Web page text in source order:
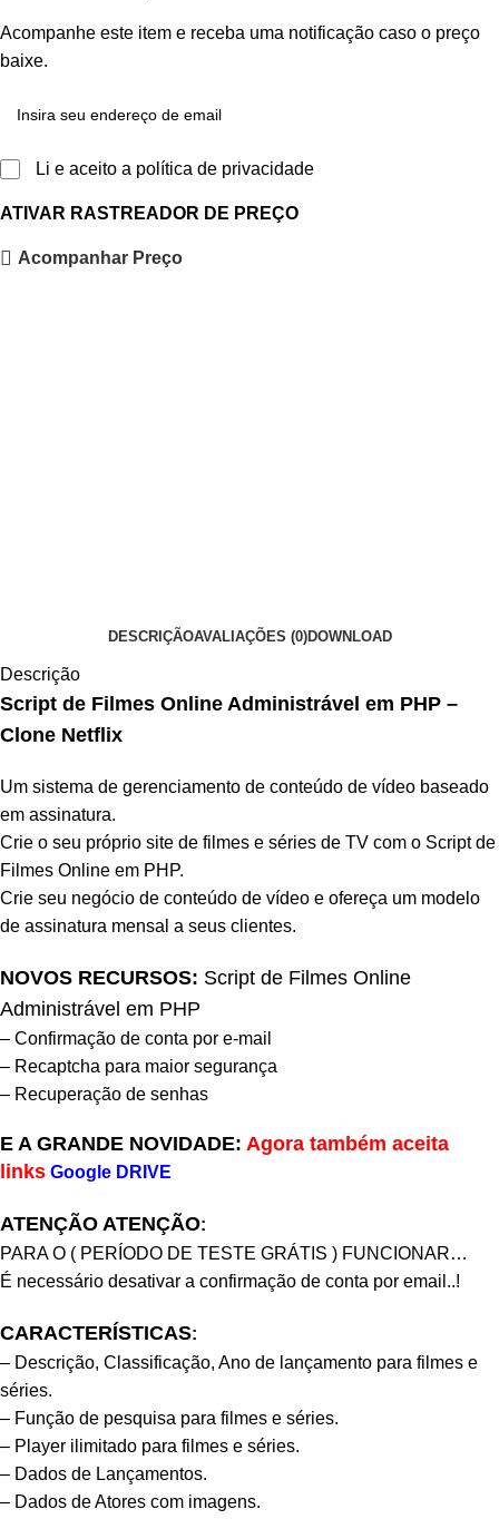
Acompanhe este item e receba uma notificação caso o preço
baixe.
Li e aceito a política de privacidade
ATIVAR RASTREADOR DE PREÇO
Acompanhar Preço
DESCRIÇÃOAVALIAÇÕES (0)DOWNLOAD
Descrição
Script de Filmes Online Administrável em PHP –
Clone Netflix
Um sistema de gerenciamento de conteúdo de vídeo baseado
em assinatura.
Crie o seu próprio site de filmes e séries de TV com o Script de
Filmes Online em PHP.
Crie seu negócio de conteúdo de vídeo e ofereça um modelo
de assinatura mensal a seus clientes.
NOVOS RECURSOS: Script de Filmes Online
Administrável em PHP
– Confirmação de conta por e-mail
– Recaptcha para maior segurança
– Recuperação de senhas
E A GRANDE NOVIDADE: Agora também aceita
links Google DRIVE
ATENÇÃO ATENÇÃO:
PARA O ( PERÍODO DE TESTE GRÁTIS ) FUNCIONAR…
É necessário desativar a confirmação de conta por email..!
CARACTERÍSTICAS:
– Descrição, Classificação, Ano de lançamento para filmes e
séries.
– Função de pesquisa para filmes e séries.
– Player ilimitado para filmes e séries.
– Dados de Lançamentos.
– Dados de Atores com imagens.